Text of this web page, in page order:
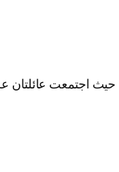
اجتمعت عائلتان